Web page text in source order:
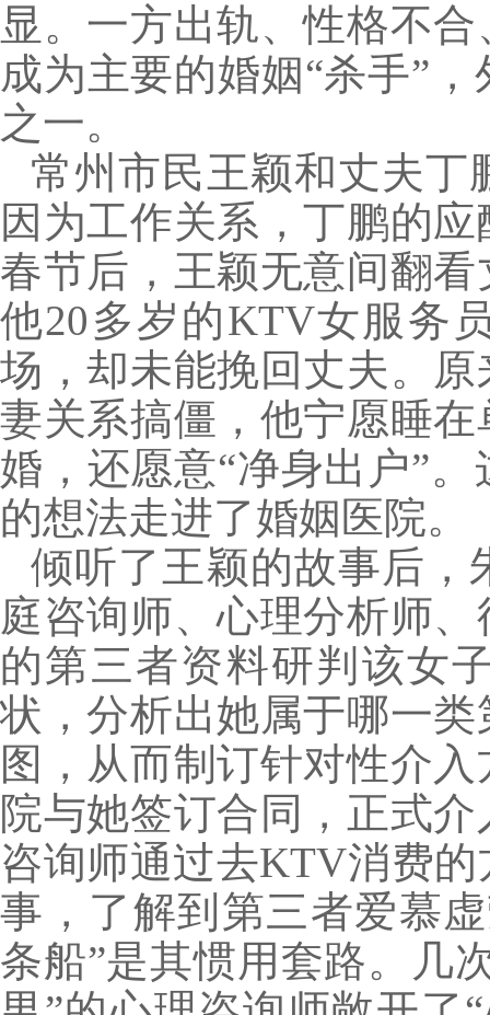
显。一方出轨、性格不
成为主要的婚姻“杀手”
之一。
常州市民王颖和丈夫丁
因为工作关系，丁鹏的
春节后，王颖无意间翻
他20多岁的KTV女服务
场，却未能挽回丈夫。
妻关系搞僵，他宁愿睡
婚，还愿意“净身出户”
的想法走进了婚姻医院。
倾听了王颖的故事后，
庭咨询师、心理分析师
的第三者资料研判该女
状，分析出她属于哪一
图，从而制订针对性介
院与她签订合同，正式
咨询师通过去KTV消费
事，了解到第三者爱慕
条船”是其惯用套路。几